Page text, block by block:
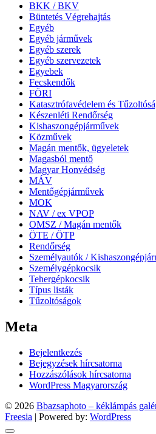
BKK / BKV
Büntetés Végrehajtás
Egyéb
Egyéb járművek
Egyéb szerek
Egyéb szervezetek
Egyebek
Fecskendők
FÖRI
Katasztrófavédelem és
Készenléti Rendőrség
Kishaszongépjárművek
Közművek
Magán mentők, ügyeletek
Magasból mentő
Magyar Honvédség
MÁV
Mentőgépjárművek
MOK
NAV / ex VPOP
OMSZ / Magán mentők
ÖTE / ÖTP
Rendőrség
Személyautók /
Személygépkocsik
Tehergépkocsik
Típus listák
Tűzoltóságok
Meta
Bejelentkezés
Bejegyzések hírcsatorna
Hozzászólások hírcsatorna
WordPress Magyarország
© 2026 Bbazsaphoto – kéklámpás
Freesia | Powered by: WordPress